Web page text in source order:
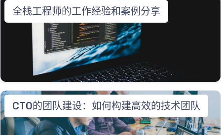
全栈工程师的工作经验和案例分享
CTO的团队建设：如何构建高效的技术团队